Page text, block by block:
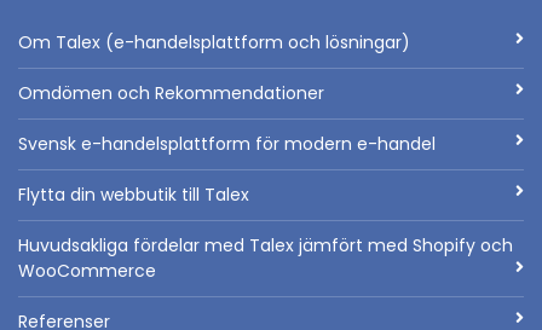
Om Talex (e-handelsplattform och lösningar)
Omdömen och Rekommendationer
Svensk e-handelsplattform för modern e-handel
Flytta din webbutik till Talex
Huvudsakliga fördelar med Talex jämfört med Shopify och
WooCommerce
Referenser